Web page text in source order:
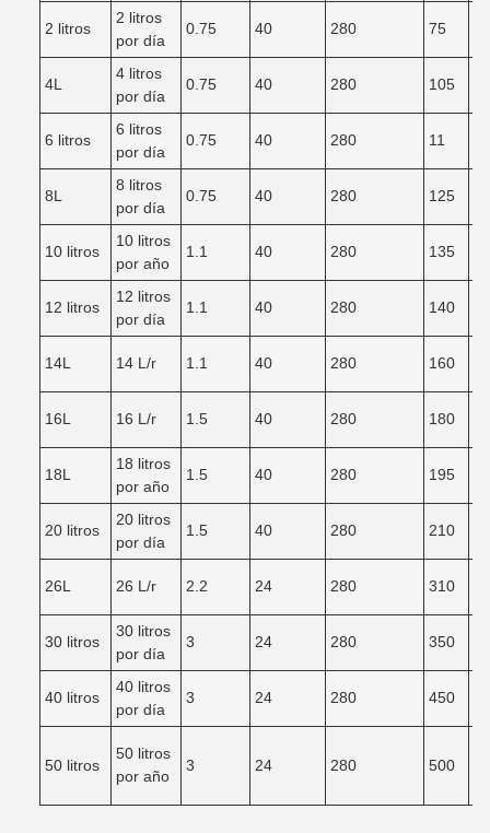
2 litros
2 litros
por día
0.75 40 280 75
4L
4 litros
por día
0.75 40 280 105
6 litros
6 litros
por día
0.75 40 280 11
8L
8 litros
por día
0.75 40 280 125
10 litros
10 litros
por año
1.1 40 280 135
12 litros
12 litros
por día
1.1 40 280 140
14L 14 L/r 1.1 40 280 160
16L 16 L/r 1.5 40 280 180
18L
18 litros
por año
1.5 40 280 195
20 litros
20 litros
por día
1.5 40 280 210
26L 26 L/r 2.2 24 280 310
30 litros
30 litros
por día
3 24 280 350
40 litros
40 litros
por día
3 24 280 450
50 litros
50 litros
por año
3 24 280 500